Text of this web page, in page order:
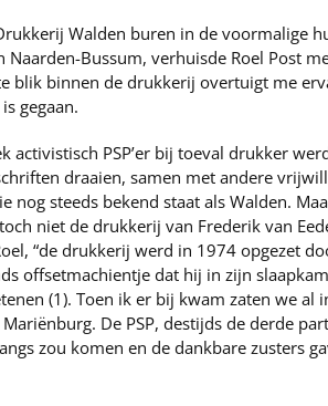
Walden buren in de voormalige
Naarden-Bussum, verhuisde Roel Post
blik binnen de drukkerij overtuigt me
gegaan.
activistisch PSP’er bij toeval drukker
draaien, samen met andere
nog steeds bekend staat als Walden.
niet de drukkerij van Frederik van
“de drukkerij werd in 1974 opgezet
offsetmachientje dat hij in zijn
(1). Toen ik er bij kwam zaten we al
De PSP, destijds de derde
zou komen en de dankbare zusters